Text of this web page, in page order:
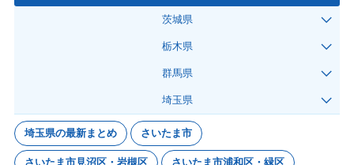
茨城県
栃木県
群馬県
埼玉県
埼玉県の最新まとめ さいたま市
さいたま市見沼区・岩槻区 さいたま市浦和区・緑区